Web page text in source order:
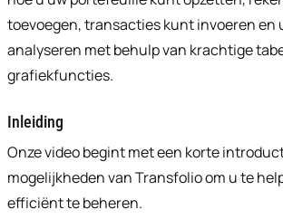
toevoegen, transacties kunt invoeren en
analyseren met behulp van krachtige
grafiekfuncties.
Inleiding
Onze video begint met een korte
mogelijkheden van Transfolio om u te
efficiënt te beheren.